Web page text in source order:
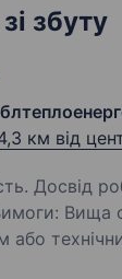
збуту
км від
Досвід
або